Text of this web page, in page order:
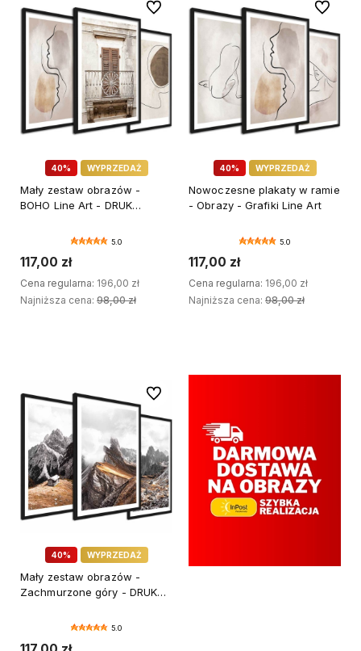
40% WYPRZEDAŻ
Mały zestaw obrazów -
BOHO Line Art - DRUK
5.0
117,00 zł
Cena regularna: 196,00 zł
Najniższa cena: 98,00 zł
Do ulubionych
40% WYPRZEDAŻ
Nowoczesne plakaty w ramie
- Obrazy - Grafiki Line Art
5.0
117,00 zł
Cena regularna: 196,00 zł
Najniższa cena: 98,00 zł
Do
40% WYPRZEDAŻ
Mały zestaw obrazów -
Zachmurzone góry - DRUK
5.0
Do ulubionych